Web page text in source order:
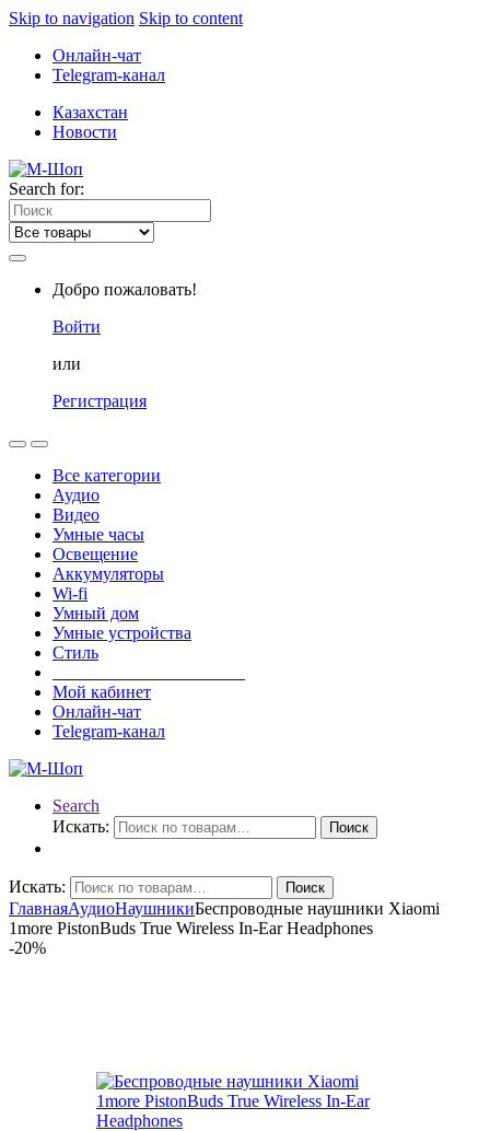
Skip to navigation Skip to content
Онлайн-чат
Telegram-канал
Казахстан
Новости
Search for:
Добро пожаловать!
Войти
или
Регистрация
Все категории
Аудио
Видео
Умные часы
Освещение
Аккумуляторы
Wi-fi
Умный дом
Умные устройства
Стиль
Мой кабинет
Онлайн-чат
Telegram-канал
Search
Искать:
Поиск
Искать: Поиск
ГлавнаяАудиоНаушникиБеспроводные наушники Xiaomi
1more PistonBuds True Wireless In-Ear Headphones
-20%